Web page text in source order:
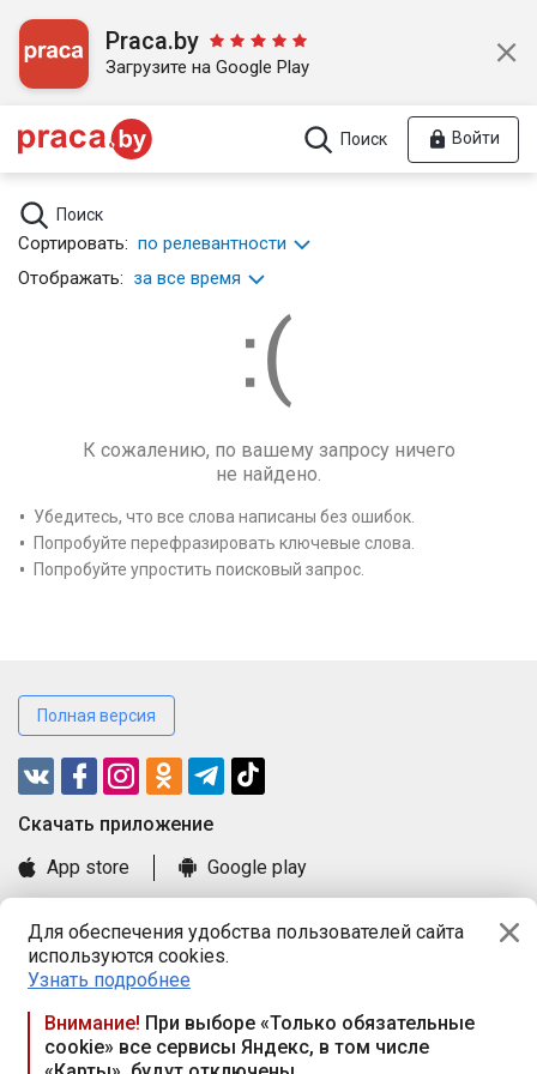
Для обеспечения удобства пользователей сайта
используются cookies.
Узнать подробнее
Внимание! При выборе «Только обязательные
cookie» все сервисы Яндекс, в том числе
Praca.by
Загрузите на Google Play
Поиск Войти
Поиск
Сортировать: по релевантности
Отображать: за все время
К сожалению, по вашему запросу ничего
не найдено.
Убедитесь, что все слова написаны без ошибок.
Попробуйте перефразировать ключевые слова.
Попробуйте упростить поисковый запрос.
Полная версия
Cкачать приложение
App store
Google play
Книга замечаний и предложений
Правила и документы
Praca.by © 2000—2026, ООО «ПРАЦА БАЙ»
Республика Беларусь, 220114, г. Минск, пр-т Независимости
117а, пом. № 9.